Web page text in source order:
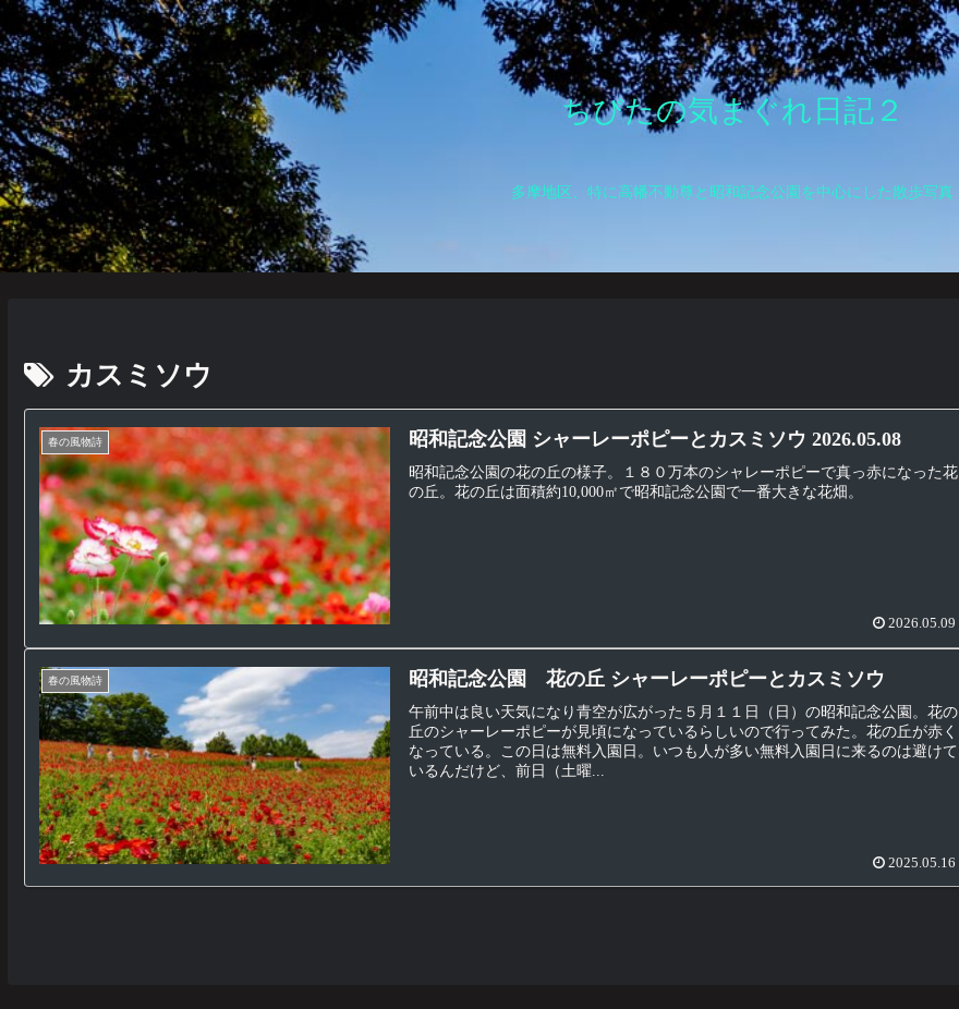
ちびたの気まぐれ日記２
多摩地区、特に高幡不動尊と昭和記念公園を中心にした散歩写真
カスミソウ
春の風物詩 昭和記念公園 シャーレーポピーとカスミソウ 2026.05.08
昭和記念公園の花の丘の様子。１８０万本のシャレーポピーで真っ赤になった花
の丘。花の丘は面積約10,000㎡で昭和記念公園で一番大きな花畑。
2026.05.09
春の風物詩 昭和記念公園 花の丘 シャーレーポピーとカスミソウ
午前中は良い天気になり青空が広がった５月１１日（日）の昭和記念公園。花の
丘のシャーレーポピーが見頃になっているらしいので行ってみた。花の丘が赤く
なっている。この日は無料入園日。いつも人が多い無料入園日に来るのは避けて
いるんだけど、前日（土曜...
2025.05.16